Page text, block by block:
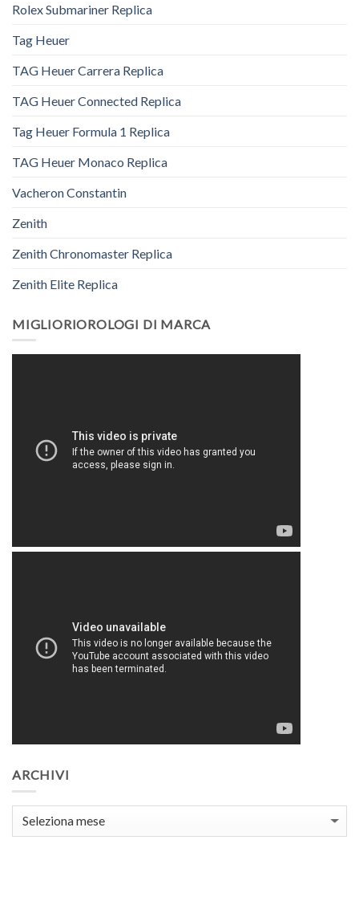
Rolex Submariner Replica
Tag Heuer
TAG Heuer Carrera Replica
TAG Heuer Connected Replica
Tag Heuer Formula 1 Replica
TAG Heuer Monaco Replica
Vacheron Constantin
Zenith
Zenith Chronomaster Replica
Zenith Elite Replica
MIGLIORIOROLOGI DI MARCA
ARCHIVI
Archivi